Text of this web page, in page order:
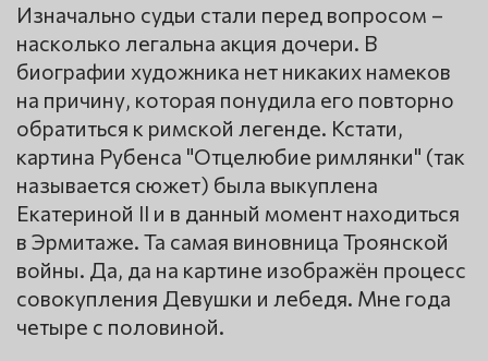
Изначально судьи стали перед вопросом –
насколько легальна акция дочери. В
биографии художника нет никаких намеков
на причину, которая понудила его повторно
обратиться к римской легенде. Кстати,
картина Рубенса "Отцелюбие римлянки" (так
называется сюжет) была выкуплена
Екатериной II и в данный момент находиться
в Эрмитаже. Та самая виновница Троянской
войны. Да, да на картине изображён процесс
совокупления Девушки и лебедя. Мне года
четыре с половиной.